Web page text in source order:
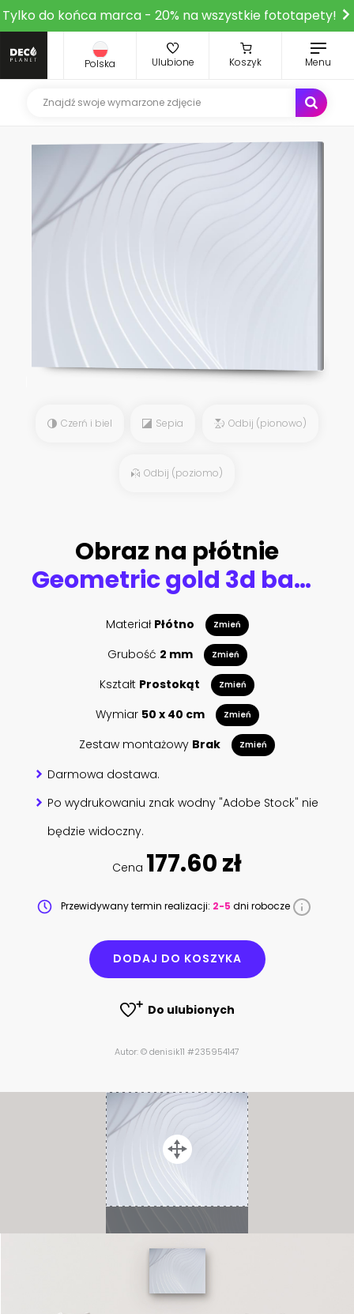
Tylko do końca marca - 20% na wszystkie fototapety!
Polska Ulubione Koszyk Menu
Czerń i biel Sepia Odbij (pionowo)
Odbij (poziomo)
Obraz na płótnie
Geometric gold 3d background
Materiał Płótno Zmień
Grubość 2 mm Zmień
Kształt Prostokąt Zmień
Wymiar 50 x 40 cm Zmień
Zestaw montażowy Brak Zmień
Darmowa dostawa.
Po wydrukowaniu znak wodny "Adobe Stock" nie
będzie widoczny.
Cena 177.60 zł
Przewidywany termin realizacji: 2-5 dni robocze
DODAJ DO KOSZYKA
Do ulubionych
Autor: © denisik11 #235954147